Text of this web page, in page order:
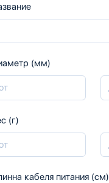
(мм)
(г)
кабеля питания (см)